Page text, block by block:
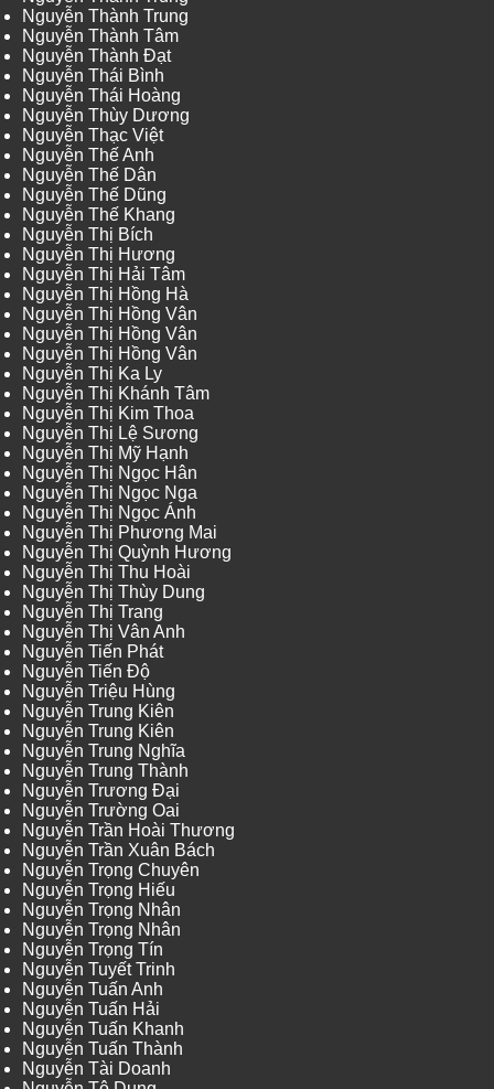
Nguyễn Thành Trung
Nguyễn Thành Tâm
Nguyễn Thành Đạt
Nguyễn Thái Bình
Nguyễn Thái Hoàng
Nguyễn Thùy Dương
Nguyễn Thạc Việt
Nguyễn Thế Anh
Nguyễn Thế Dân
Nguyễn Thế Dũng
Nguyễn Thế Khang
Nguyễn Thị Bích
Nguyễn Thị Hương
Nguyễn Thị Hải Tâm
Nguyễn Thị Hồng Hà
Nguyễn Thị Hồng Vân
Nguyễn Thị Hồng Vân
Nguyễn Thị Hồng Vân
Nguyễn Thị Ka Ly
Nguyễn Thị Khánh Tâm
Nguyễn Thị Kim Thoa
Nguyễn Thị Lệ Sương
Nguyễn Thị Mỹ Hạnh
Nguyễn Thị Ngọc Hân
Nguyễn Thị Ngọc Nga
Nguyễn Thị Ngọc Ánh
Nguyễn Thị Phương Mai
Nguyễn Thị Quỳnh Hương
Nguyễn Thị Thu Hoài
Nguyễn Thị Thùy Dung
Nguyễn Thị Trang
Nguyễn Thị Vân Anh
Nguyễn Tiến Phát
Nguyễn Tiến Độ
Nguyễn Triệu Hùng
Nguyễn Trung Kiên
Nguyễn Trung Kiên
Nguyễn Trung Nghĩa
Nguyễn Trung Thành
Nguyễn Trương Đại
Nguyễn Trường Oai
Nguyễn Trần Hoài Thương
Nguyễn Trần Xuân Bách
Nguyễn Trọng Chuyên
Nguyễn Trọng Hiếu
Nguyễn Trọng Nhân
Nguyễn Trọng Nhân
Nguyễn Trọng Tín
Nguyễn Tuyết Trinh
Nguyễn Tuấn Anh
Nguyễn Tuấn Hải
Nguyễn Tuấn Khanh
Nguyễn Tuấn Thành
Nguyễn Tài Doanh